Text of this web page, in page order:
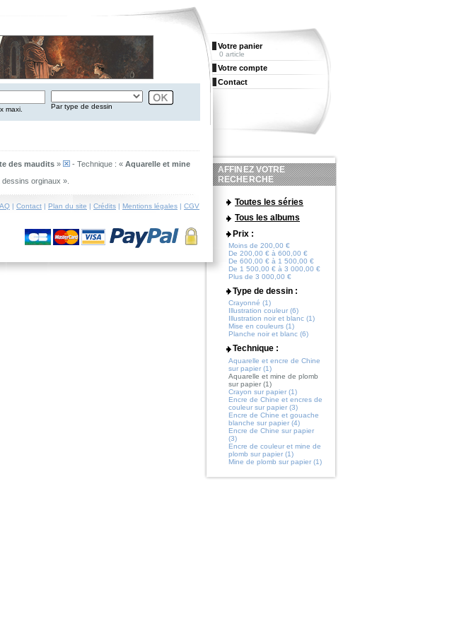
maxi. Par type de dessin
des maudits » - Technique : « Aquarelle et mine
orginaux ».
| Contact | Plan du site | Crédits | Mentions légales | CGV
Votre panier
0 article
Votre compte
Contact
AFFINEZ VOTRE
RECHERCHE
Toutes les séries
Tous les albums
Prix :
Moins de 200,00 €
De 200,00 € à 600,00 €
De 600,00 € à 1 500,00 €
De 1 500,00 € à 3 000,00 €
Plus de 3 000,00 €
Type de dessin :
Crayonné (1)
Illustration couleur (6)
Illustration noir et blanc (1)
Mise en couleurs (1)
Planche noir et blanc (6)
Technique :
Aquarelle et encre de Chine
sur papier (1)
Aquarelle et mine de plomb
sur papier (1)
Crayon sur papier (1)
Encre de Chine et encres de
couleur sur papier (3)
Encre de Chine et gouache
blanche sur papier (4)
Encre de Chine sur papier
(3)
Encre de couleur et mine de
plomb sur papier (1)
Mine de plomb sur papier (1)